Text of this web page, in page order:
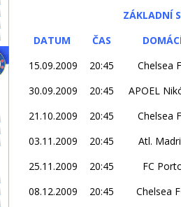
ZÁKLADNÍ
DATUM
ČAS
15.09.2009
20:45
Chelsea
30.09.2009
20:45
APOEL
21.10.2009
20:45
Chelsea
03.11.2009
20:45
Atl.
25.11.2009
20:45
FC
08.12.2009
20:45 Chelsea